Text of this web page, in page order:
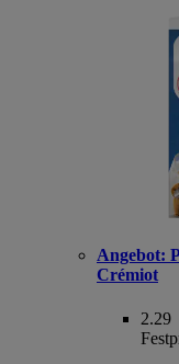
Angebot:
Crémiot
2.29